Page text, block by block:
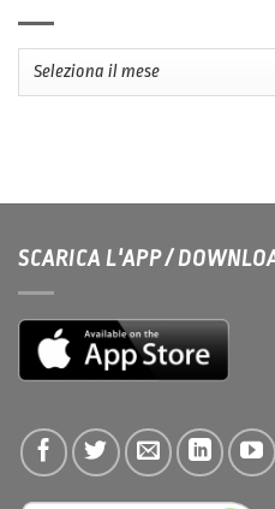
Archivi
SCARICA L'APP /